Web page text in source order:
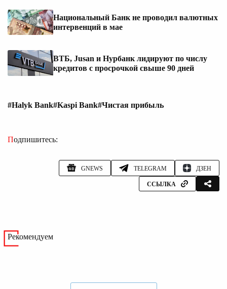
Национальный Банк не проводил валютных
интервенций в мае
ВТБ, Jusan и Нурбанк лидируют по числу
кредитов с просрочкой свыше 90 дней
#Halyk Bank#Kaspi Bank#Чистая прибыль
Подпишитесь:
GNEWS TELEGRAM ДЗЕН
ССЫЛКА
Рекомендуем